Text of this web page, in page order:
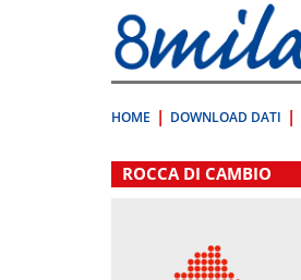
direttamente
a:
Contenuto
HOME DOWNLOAD DATI
.
ROCCA DI CAMBIO